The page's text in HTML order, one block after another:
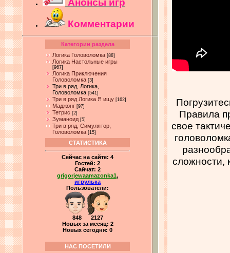
Комментарии
Категории раздела
Логика Головоломка [88]
Логика Настольные игры
[967]
Логика Приключения
Головоломка [3]
Три в ряд, Логика,
Головоломка [541]
Три в ряд Логика Я ищу [162]
Маджонг [97]
Тетрис [2]
Зуманоид [5]
Три в ряд, Симулятор,
Головоломка [15]
СТАТИСТИКА
Сейчас на сайте: 4
Гостей: 2
Сайчат: 2
grigorjewaamazonka1,
игрулька
Пользователи:
848 2127
Новых за месяц: 2
Новых сегодня: 0
НАС ПОСЕТИЛИ
Правила
свое
сложности,